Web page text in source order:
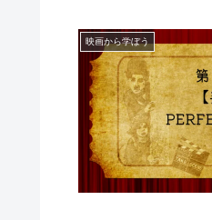
映画から学ぼう